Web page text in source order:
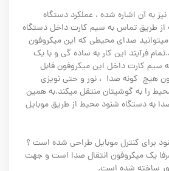
به آن اشاره شده ، عملکرد دستگاه
از طریق تماس به سیم کارت داخل دستگاه
صدای محیطی که این میکروفون
فرآیند این کار به ساده گی و با یک
سیم کارت داخل این میکروفون قابل
هیچ کونه صدا ، نور و حتی نویزی
را به گوشیتان منتقل میکند.به همین
به دستگاه شنود محیط از طریق موبایل
برای کنترل موبایل طراحی شده است ؟
یک میکروفون انتقال صدا است و جهت